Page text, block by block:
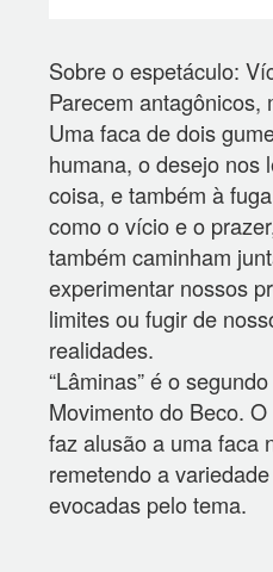
Sobre o espetáculo:
Parecem antagônicos,
Uma faca de dois
humana, o desejo nos
coisa, e também à
como o vício e o
também caminham
experimentar nossos
limites ou fugir de
realidades.
“Lâminas” é o
Movimento do Beco.
faz alusão a uma faca
remetendo a
evocadas pelo tema.